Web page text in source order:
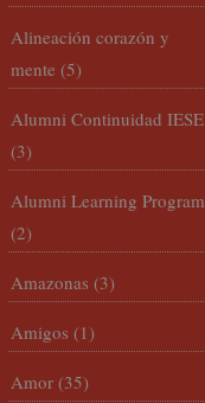
Alineación corazón y
mente (5)
Alumni Continuidad IESE
(3)
Alumni Learning Program
(2)
Amazonas (3)
Amigos (1)
Amor (35)